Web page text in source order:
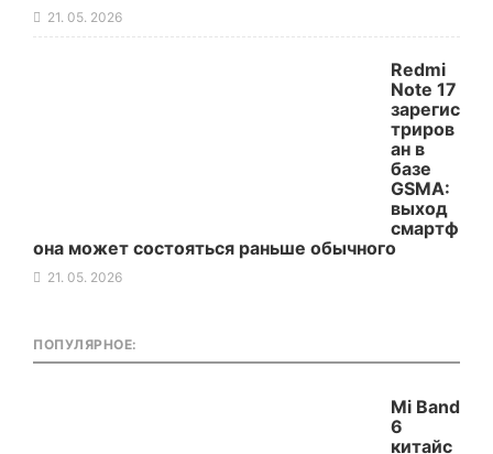
21. 05. 2026
Redmi
Note 17
зарегис
триров
ан в
базе
GSMA:
выход
смартф
она может состояться раньше обычного
21. 05. 2026
ПОПУЛЯРНОЕ:
Mi Band
6
китайс